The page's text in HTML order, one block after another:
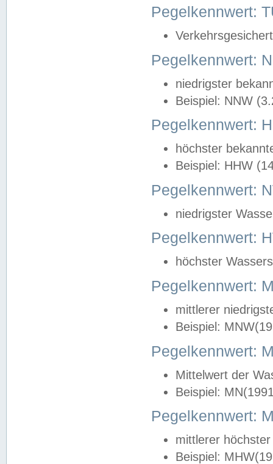
Pegelkennwert:
Pegelkennwert:
niedrigster
Beispiel: NNW
Pegelkennwert:
höchster
Beispiel: HHW
Pegelkennwert:
niedrigster
Pegelkennwert:
höchster
Pegelkennwert:
mittlerer
Beispiel:
Pegelkennwert:
Mittelwert der
Beispiel:
Pegelkennwert:
mittlerer
Beispiel: